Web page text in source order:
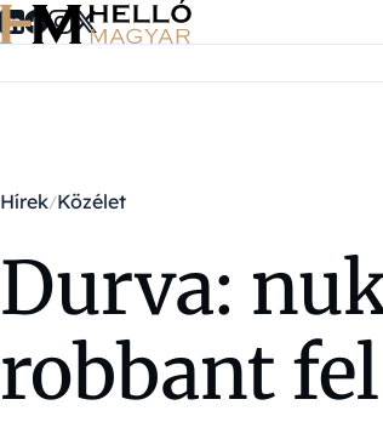
Ugrás a tartalomra
Hírek Közélet
Durva:
robbant